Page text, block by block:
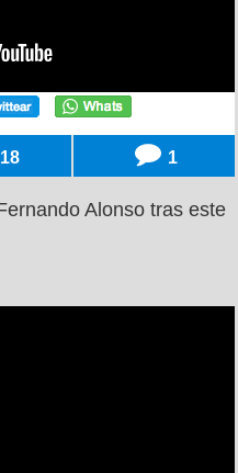
18 1
Alonso tras este